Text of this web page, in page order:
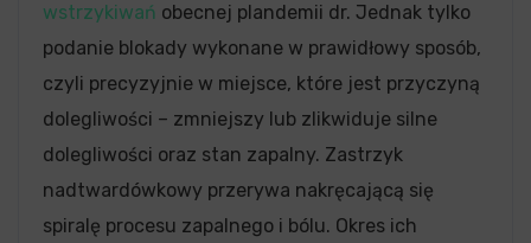
wstrzykiwań obecnej plandemii dr. Jednak tylko
podanie blokady wykonane w prawidłowy sposób,
czyli precyzyjnie w miejsce, które jest przyczyną
dolegliwości – zmniejszy lub zlikwiduje silne
dolegliwości oraz stan zapalny. Zastrzyk
nadtwardówkowy przerywa nakręcającą się
spiralę procesu zapalnego i bólu. Okres ich